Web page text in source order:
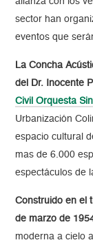
sector han
eventos que
La Concha
del Dr. Inocente
Civil Orquesta
Urbanización
espacio cultural
mas de 6.000
espectáculos de
Construido en el
de marzo de
moderna a cielo